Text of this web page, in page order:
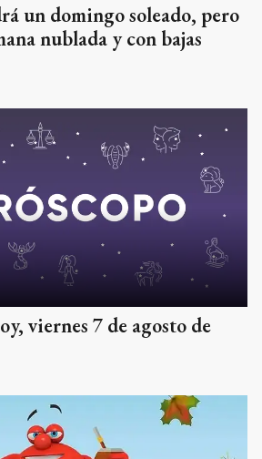
un domingo soleado, pero
nublada y con bajas
viernes 7 de agosto de